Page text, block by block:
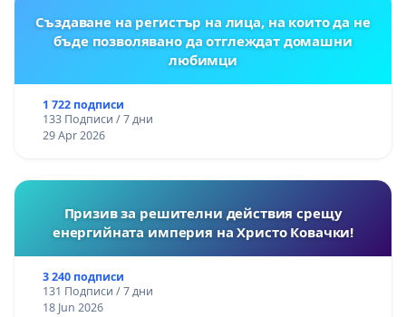
Създаване на регистър на лица, на които да не
бъде позволявано да отглеждат домашни
любимци
1 722 подписи
133 Подписи / 7 дни
29 Apr 2026
Призив за решителни действия срещу
енергийната империя на Христо Ковачки!
3 240 подписи
131 Подписи / 7 дни
18 Jun 2026